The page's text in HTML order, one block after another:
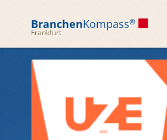
BranchenKompass®
Frankfurt